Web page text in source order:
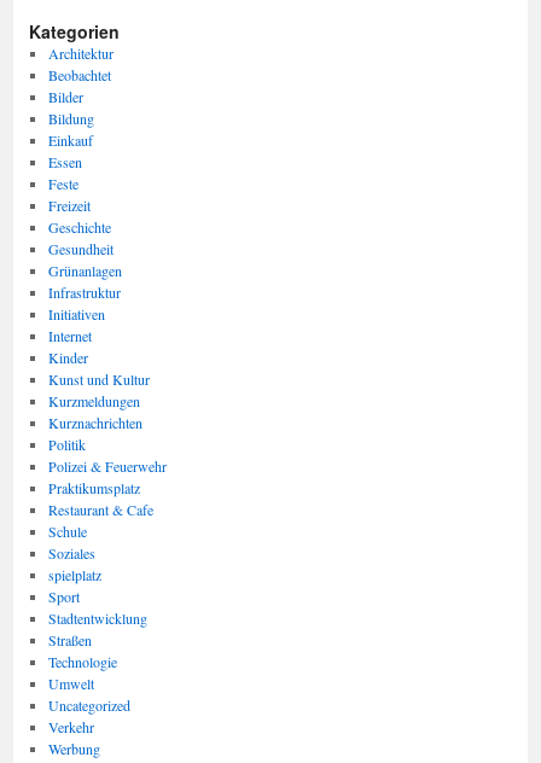
Kategorien
Architektur
Beobachtet
Bilder
Bildung
Einkauf
Essen
Feste
Freizeit
Geschichte
Gesundheit
Grünanlagen
Infrastruktur
Initiativen
Internet
Kinder
Kunst und Kultur
Kurzmeldungen
Kurznachrichten
Politik
Polizei & Feuerwehr
Praktikumsplatz
Restaurant & Cafe
Schule
Soziales
spielplatz
Sport
Stadtentwicklung
Straßen
Technologie
Umwelt
Uncategorized
Verkehr
Werbung